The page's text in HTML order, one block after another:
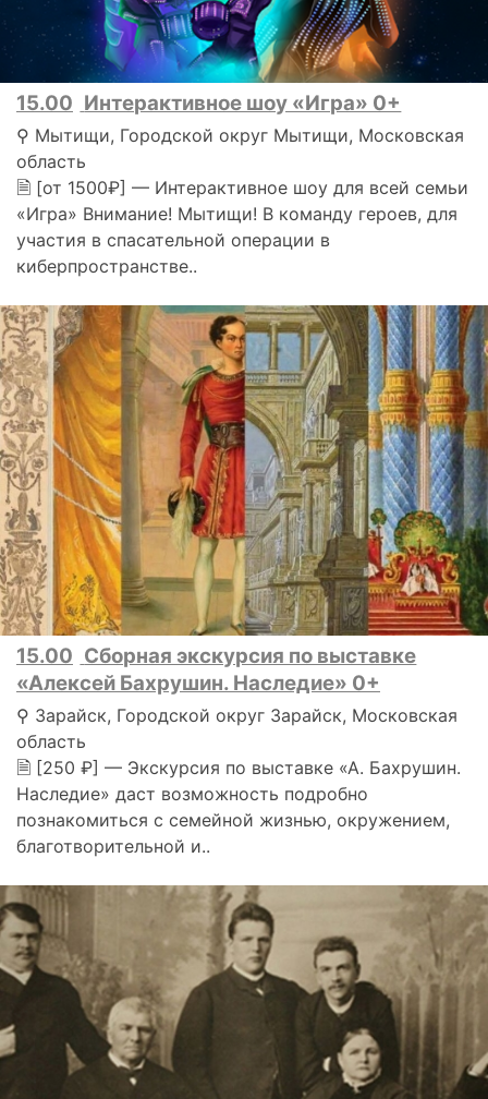
15.00 Интерактивное шоу «Игра» 0+
⚲ Мытищи, Городской округ Мытищи, Московская
область
🗎 [от 1500₽] — Интерактивное шоу для всей семьи
«Игра» Внимание! Мытищи! В команду героев, для
участия в спасательной операции в
киберпространстве..
15.00 Сборная экскурсия по выставке
«Алексей Бахрушин. Наследие» 0+
⚲ Зарайск, Городской округ Зарайск, Московская
область
🗎 [250 ₽] — Экскурсия по выставке «А. Бахрушин.
Наследие» даст возможность подробно
познакомиться с семейной жизнью, окружением,
благотворительной и..